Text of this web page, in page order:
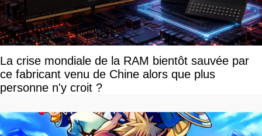
La crise mondiale de la RAM bientôt sauvée par
ce fabricant venu de Chine alors que plus
personne n'y croit ?